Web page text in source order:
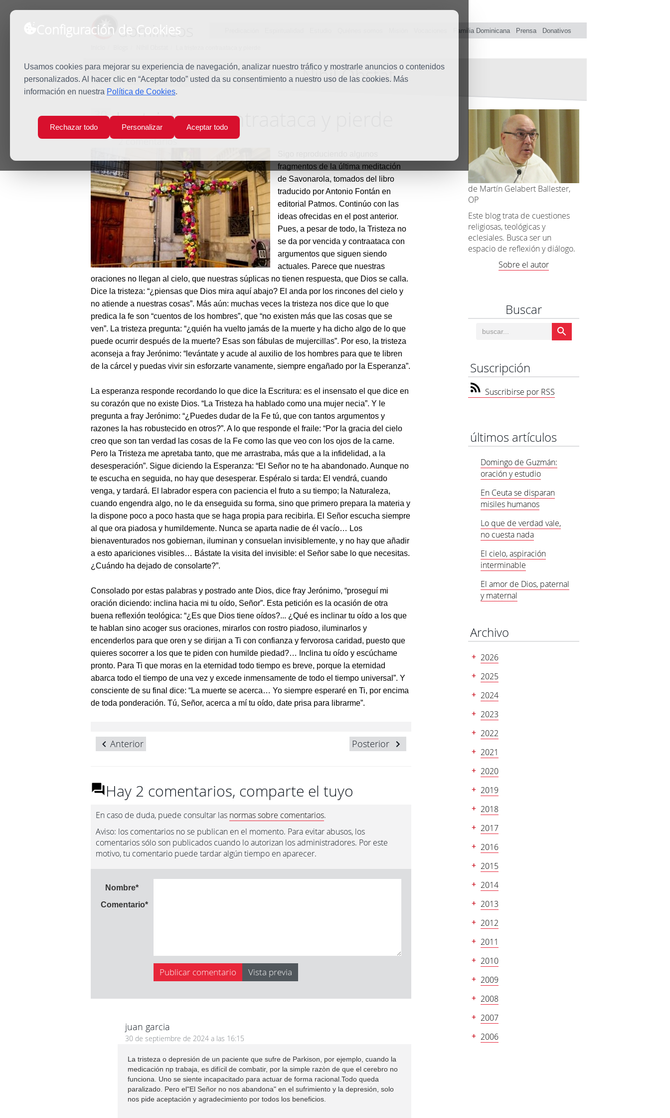
Configuración de Cookies
Usamos cookies para mejorar su experiencia de navegación, analizar nuestro tráfico y mostrarle anuncios o contenidos
personalizados. Al hacer clic en “Aceptar todo” usted da su consentimiento a nuestro uso de las cookies. Más
información en nuestra Política de Cookies.
Rechazar todo Personalizar Aceptar todo
dominicos Familia Dominicana Prensa Donativos
BlogNihil Obstat
30
Sep La tristeza contraataca y pierde
2 comentarios
fragmentos de la última meditación
de Savonarola, tomados del libro
traducido por Antonio Fontán en
editorial Patmos. Continúo con las
ideas ofrecidas en el post anterior.
Pues, a pesar de todo, la Tristeza no
se da por vencida y contraataca con
argumentos que siguen siendo
actuales. Parece que nuestras
oraciones no llegan al cielo, que nuestras súplicas no tienen respuesta, que Dios se calla.
Dice la tristeza: “¿piensas que Dios mira aquí abajo? El anda por los rincones del cielo y
no atiende a nuestras cosas”. Más aún: muchas veces la tristeza nos dice que lo que
predica la fe son “cuentos de los hombres”, que “no existen más que las cosas que se
ven”. La tristeza pregunta: “¿quién ha vuelto jamás de la muerte y ha dicho algo de lo que
puede ocurrir después de la muerte? Esas son fábulas de mujercillas”. Por eso, la tristeza
aconseja a fray Jerónimo: “levántate y acude al auxilio de los hombres para que te libren
de la cárcel y puedas vivir sin esforzarte vanamente, siempre engañado por la Esperanza”.
La esperanza responde recordando lo que dice la Escritura: es el insensato el que dice en
su corazón que no existe Dios. “La Tristeza ha hablado como una mujer necia”. Y le
pregunta a fray Jerónimo: “¿Puedes dudar de la Fe tú, que con tantos argumentos y
razones la has robustecido en otros?”. A lo que responde el fraile: “Por la gracia del cielo
creo que son tan verdad las cosas de la Fe como las que veo con los ojos de la carne.
Pero la Tristeza me apretaba tanto, que me arrastraba, más que a la infidelidad, a la
desesperación”. Sigue diciendo la Esperanza: “El Señor no te ha abandonado. Aunque no
te escucha en seguida, no hay que desesperar. Espéralo si tarda: El vendrá, cuando
venga, y tardará. El labrador espera con paciencia el fruto a su tiempo; la Naturaleza,
cuando engendra algo, no le da enseguida su forma, sino que primero prepara la materia y
la dispone poco a poco hasta que se haga propia para recibirla. El Señor escucha siempre
al que ora piadosa y humildemente. Nunca se aparta nadie de él vacío… Los
bienaventurados nos gobiernan, iluminan y consuelan invisiblemente, y no hay que añadir
a esto apariciones visibles… Bástate la visita del invisible: el Señor sabe lo que necesitas.
¿Cuándo ha dejado de consolarte?”.
Consolado por estas palabras y postrado ante Dios, dice fray Jerónimo, “proseguí mi
oración diciendo: inclina hacia mi tu oído, Señor”. Esta petición es la ocasión de otra
buena reflexión teológica: “¿Es que Dios tiene oídos?... ¿Qué es inclinar tu oído a los que
te hablan sino acoger sus oraciones, mirarlos con rostro piadoso, iluminarlos y
encenderlos para que oren y se dirijan a Ti con confianza y fervorosa caridad, puesto que
quieres socorrer a los que te piden con humilde piedad?… Inclina tu oído y escúchame
pronto. Para Ti que moras en la eternidad todo tiempo es breve, porque la eternidad
abarca todo el tiempo de una vez y excede inmensamente de todo el tiempo universal”. Y
consciente de su final dice: “La muerte se acerca… Yo siempre esperaré en Ti, por encima
de toda ponderación. Tú, Señor, acerca a mí tu oído, date prisa para librarme”.
Posterior
Anterior
Hay 2 comentarios, comparte el tuyo
En caso de duda, puede consultar las normas sobre comentarios.
Aviso: los comentarios no se publican en el momento. Para evitar abusos, los
comentarios sólo son publicados cuando lo autorizan los administradores. Por este
motivo, tu comentario puede tardar algún tiempo en aparecer.
Nombre*
Comentario*
juan garcia
30 de septiembre de 2024 a las 16:15
La tristeza o depresión de un paciente que sufre de Parkison, por ejemplo, cuando la
medicación np trabaja, es difícil de combatir, por la simple razòn de que el cerebro no
funciona. Uno se siente incapacitado para actuar de forma racional.Todo queda
paralizado. Pero el"El Señor no nos abandona" en el sufrimiento y la depresión, solo
nos pide aceptación y agradecimiento por todos los beneficios.
de Martín Gelabert Ballester,
OP
Este blog trata de cuestiones
religiosas, teológicas y
eclesiales. Busca ser un
espacio de reflexión y diálogo.
Sobre el autor
Buscar
Suscripción
Suscribirse por RSS
últimos artículos
Domingo de Guzmán:
oración y estudio
En Ceuta se disparan
misiles humanos
Lo que de verdad vale,
no cuesta nada
El cielo, aspiración
interminable
El amor de Dios, paternal
y maternal
Archivo
2026
2025
2024
2023
2022
2021
2020
2019
2018
2017
2016
2015
2014
2013
2012
2011
2010
2009
2008
2007
2006